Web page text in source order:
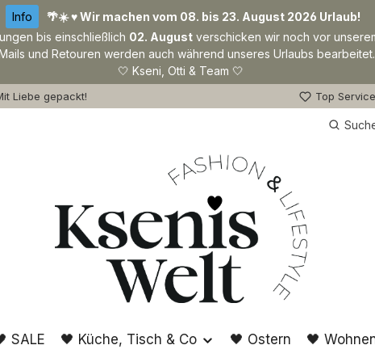
Info
🌴☀️ ♥ Wir machen vom 08. bis 23. August 2026 Urlaub!
bis einschließlich 02. August verschicken wir noch vor
und Retouren werden auch während unseres Urlaubs bearbeitet.
🤍 Kseni, Otti & Team 🤍
Liebe gepackt! Top
SALE 🖤 Küche, Tisch & Co 🖤 Ostern 🖤